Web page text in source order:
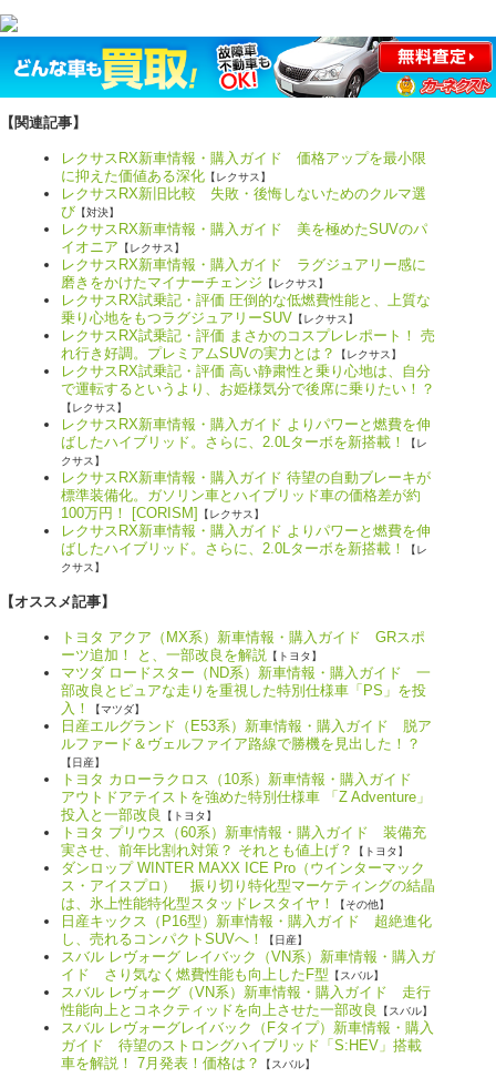
【関連記事】
レクサスRX新車情報・購入ガイド 価格アップを最小限
に抑えた価値ある深化 【レクサス】
レクサスRX新旧比較 失敗・後悔しないためのクルマ選
び 【対決】
レクサスRX新車情報・購入ガイド 美を極めたSUVのパ
イオニア 【レクサス】
レクサスRX新車情報・購入ガイド ラグジュアリー感に
磨きをかけたマイナーチェンジ 【レクサス】
レクサスRX試乗記・評価 圧倒的な低燃費性能と、上質な
乗り心地をもつラグジュアリーSUV 【レクサス】
レクサスRX試乗記・評価 まさかのコスプレレポート！ 売
れ行き好調。プレミアムSUVの実力とは？
【レクサス】
レクサスRX試乗記・評価 高い静粛性と乗り心地は、自分
で運転するというより、お姫様気分で後席に乗りたい！？
【レクサス】
レクサスRX新車情報・購入ガイド よりパワーと燃費を伸
ばしたハイブリッド。さらに、2.0Lターボを新搭載！
【レ
クサス】
レクサスRX新車情報・購入ガイド 待望の自動ブレーキが
標準装備化。ガソリン車とハイブリッド車の価格差が約
100万円！ [CORISM]
【レクサス】
レクサスRX新車情報・購入ガイド よりパワーと燃費を伸
ばしたハイブリッド。さらに、2.0Lターボを新搭載！
【レ
クサス】
【オススメ記事】
トヨタ アクア（MX系）新車情報・購入ガイド GRスポ
ーツ追加！ と、一部改良を解説 【トヨタ】
マツダ ロードスター（ND系）新車情報・購入ガイド 一
部改良とピュアな走りを重視した特別仕様車「PS」を投
入！
【マツダ】
日産エルグランド（E53系）新車情報・購入ガイド 脱ア
ルファード＆ヴェルファイア路線で勝機を見出した！？
【日産】
トヨタ カローラクロス（10系）新車情報・購入ガイド
アウトドアテイストを強めた特別仕様車 「Z Adventure」
投入と一部改良
【トヨタ】
トヨタ プリウス（60系）新車情報・購入ガイド 装備充
実させ、前年比割れ対策？ それとも値上げ？
【トヨタ】
ダンロップ WINTER MAXX ICE Pro（ウインターマック
ス・アイスプロ） 振り切り特化型マーケティングの結晶
は、氷上性能特化型スタッドレスタイヤ！
【その他】
日産キックス（P16型）新車情報・購入ガイド 超絶進化
し、売れるコンパクトSUVへ！
【日産】
スバル レヴォーグ レイバック（VN系）新車情報・購入ガ
イド さり気なく燃費性能も向上したF型 【スバル】
スバル レヴォーグ（VN系）新車情報・購入ガイド 走行
性能向上とコネクティッドを向上させた一部改良
【スバル】
スバル レヴォーグレイバック（Fタイプ）新車情報・購入
ガイド 待望のストロングハイブリッド「S:HEV」搭載
車を解説！ 7月発表！価格は？
【スバル】